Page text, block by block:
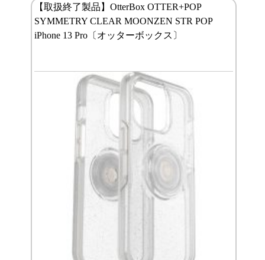
【取扱終了製品】OtterBox OTTER+POP
SYMMETRY CLEAR MOONZEN STR POP
iPhone 13 Pro〔オッターボックス〕